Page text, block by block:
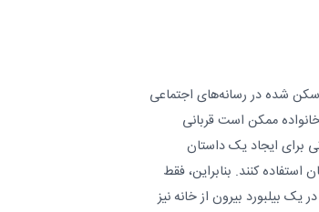
شده در رسانه‌های اجتماعی
خانواده ممکن است قربانی
برای ایجاد یک داستان
کنند. بنابراین، فقط
بیلبورد بیرون از خانه نیز